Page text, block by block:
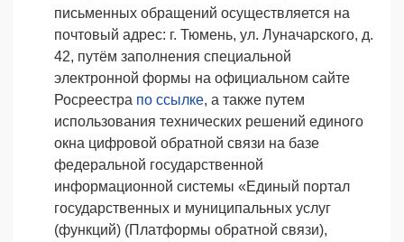
письменных обращений осуществляется на
почтовый адрес: г. Тюмень, ул. Луначарского, д.
42, путём заполнения специальной
электронной формы на официальном сайте
Росреестра по ссылке, а также путем
использования технических решений единого
окна цифровой обратной связи на базе
федеральной государственной
информационной системы «Единый портал
государственных и муниципальных услуг
(функций) (Платформы обратной связи),